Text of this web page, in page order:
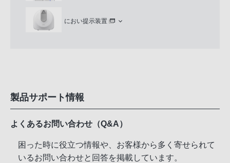
におい提示装置
製品サポート情報
よくあるお問い合わせ（Q&A）
困った時に役立つ情報や、お客様から多く寄せられて
いるお問い合わせと回答を掲載しています。